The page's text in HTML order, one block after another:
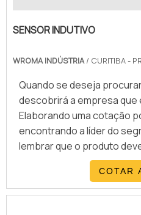
SENSOR INDUTIVO
WROMA INDÚSTRIA/ CURITIBA - PR
Quando se deseja
descobrirá a empresa que
Elaborando uma cotação
encontrando a líder do
lembrar que o produto
com empresas
tipo de cuidado ajuda a
durabilidade dos
COTAR